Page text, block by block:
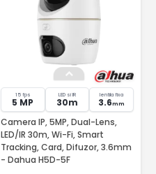
15 fps
5 MP
LED si IR
30m
lentila fixa
3.6mm
Camera IP, 5MP, Dual-Lens,
LED/IR 30m, Wi-Fi, Smart
Tracking, Card, Difuzor, 3.6mm
- Dahua H5D-5F